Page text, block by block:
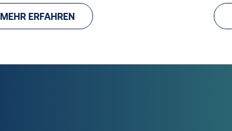
MEHR ERFAHREN